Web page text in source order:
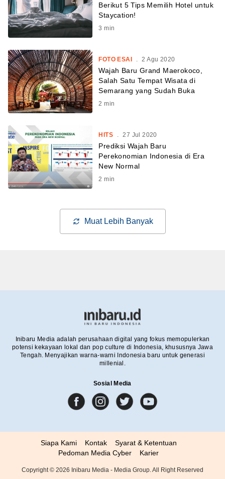
Berikut 5 Tips Memilih Hotel untuk
Staycation!
3 min
FOTO ESAI . 2 Agu 2020
Wajah Baru Grand Maerokoco,
Salah Satu Tempat Wisata di
Semarang yang Sudah Buka
2 min
HITS . 27 Jul 2020
Prediksi Wajah Baru
Perekonomian Indonesia di Era
New Normal
2 min
Muat Lebih Banyak
Inibaru Media adalah perusahaan digital yang fokus memopulerkan
potensi kekayaan lokal dan pop culture di Indonesia, khususnya Jawa
Tengah. Menyajikan warna-warni Indonesia baru untuk generasi
millenial.
Sosial Media
Siapa Kami Kontak
Syarat & Ketentuan
Pedoman Media Cyber
Karier
Copyright © 2026 Inibaru Media - Media Group. All Right Reserved